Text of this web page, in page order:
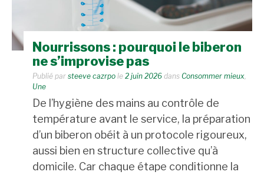
Nourrissons : pourquoi le biberon
ne s’improvise pas
Publié par steeve cazrpo le 2 juin 2026 dans Consommer mieux
Une
De l’hygiène des mains au contrôle de
température avant le service, la préparation
d’un biberon obéit à un protocole rigoureux,
aussi bien en structure collective qu’à
domicile. Car chaque étape conditionne la